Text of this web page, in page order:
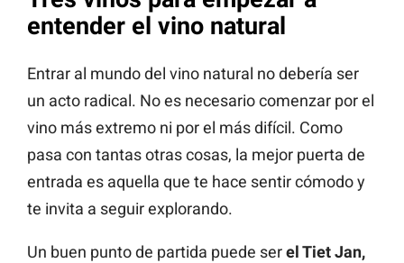
entender el vino natural
Entrar al mundo del vino natural no debería ser
un acto radical. No es necesario comenzar por el
vino más extremo ni por el más difícil. Como
pasa con tantas otras cosas, la mejor puerta de
entrada es aquella que te hace sentir cómodo y
te invita a seguir explorando.
Un buen punto de partida puede serel Tiet Jan,